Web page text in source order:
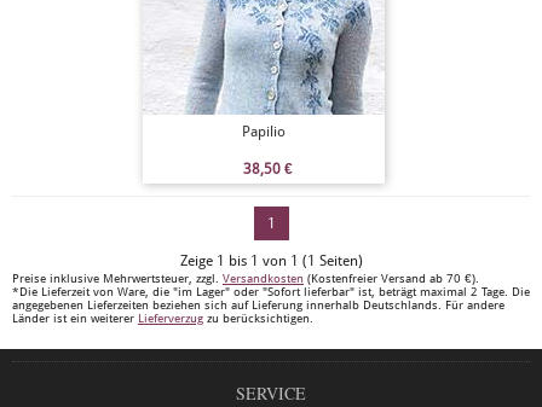
Papilio
38,50 €
1
Zeige 1 bis 1 von 1 (1 Seiten)
Preise inklusive Mehrwertsteuer, zzgl. Versandkosten (Kostenfreier Versand ab 70 €).
*Die Lieferzeit von Ware, die "im Lager" oder "Sofort lieferbar" ist, beträgt maximal 2 Tage. Die
angegebenen Lieferzeiten beziehen sich auf Lieferung innerhalb Deutschlands. Für andere
Länder ist ein weiterer Lieferverzug zu berücksichtigen.
SERVICE